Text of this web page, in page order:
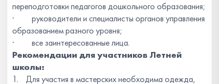
переподготовки педагогов дошкольного образования;
· руководители и специалисты органов управления
образованием разного уровня;
· все заинтересованные лица.
Рекомендации для участников Летней
школы:
1. Для участия в мастерских необходима одежда,